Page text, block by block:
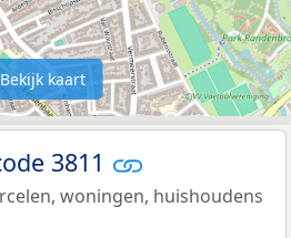
Bekijk kaart
3811
woningen, huishoudens